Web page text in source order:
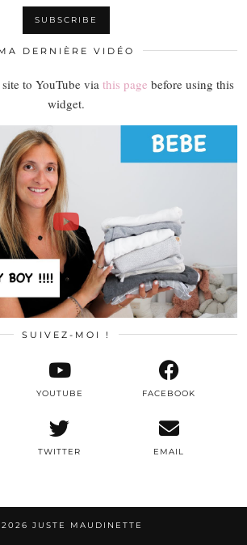
DERNIÈRE VIDÉO
to YouTube via this page before using this
widget.
SUIVEZ-MOI !
TWITTER
FACEBOOK
YOUTUBE
EMAIL
JUSTE MAUDINETTE